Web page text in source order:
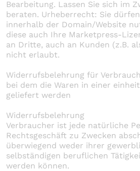
Bearbeitung. Lassen Sie sich im
beraten. Urheberrecht: Sie
innerhalb der Domain/Website
diese auch Ihre Marketpress-
an Dritte, auch an Kunden (z.B.
nicht erlaubt.
Widerrufsbelehrung für
bei dem die Waren in einer
geliefert werden
Widerrufsbelehrung
Verbraucher ist jede natürliche
Rechtsgeschäft zu Zwecken
überwiegend weder ihrer
selbständigen beruflichen
werden können.